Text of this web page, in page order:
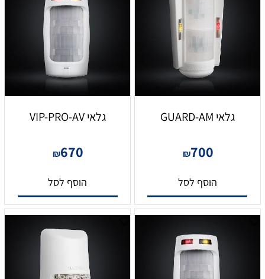
גלאי GUARD-AM
₪700
הוסף לסל
גלאי VIP-PRO-AV
₪670
הוסף לסל